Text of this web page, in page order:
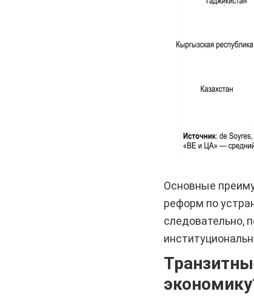
Основные
реформ по
следовательно,